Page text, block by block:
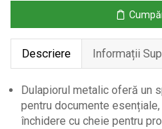
Gri
cm
Descriere Informații
Dulapiorul metalic oferă un
pentru documente
închidere cu cheie pentru